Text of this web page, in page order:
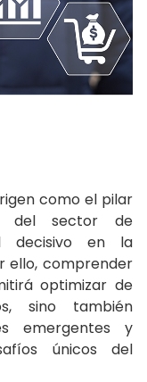
como el pilar
del sector de
decisivo en la
ello, comprender
optimizar de
sino también
emergentes y
únicos del